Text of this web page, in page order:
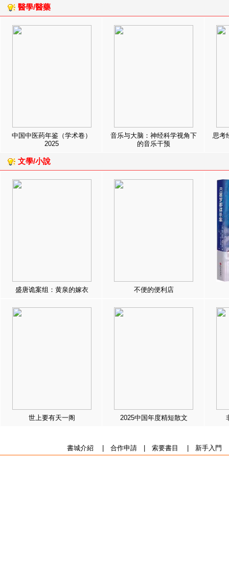
醫學/醫藥
中国中医药年鉴（学术卷）
2025
音乐与大脑：神经科学视角下
的音乐干预
思考
文學/小說
盛唐诡案组：黄泉的嫁衣 不便的便利店
世上要有天一阁 2025中国年度精短散文
書城介紹 合作申請| 索要書目 新手入門